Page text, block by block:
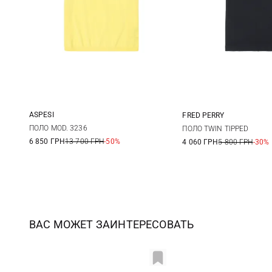
38 40
ASPESI
ПОЛО MOD. 3236
6 850 ГРН13 700 ГРН-50%
6 8
FRED PERRY
ПОЛО TWIN TIPPED
4 060 ГРН5 800 ГРН-30%
ВАС МОЖЕТ ЗАИНТЕРЕСОВАТЬ